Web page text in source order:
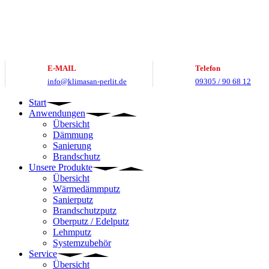
E-MAIL
info@klimasan-perlit.de
Telefon
09305 / 90 68 12
Start
Anwendungen
Übersicht
Dämmung
Sanierung
Brandschutz
Unsere Produkte
Übersicht
Wärmedämmputz
Sanierputz
Brandschutzputz
Oberputz / Edelputz
Lehmputz
Systemzubehör
Service
Übersicht